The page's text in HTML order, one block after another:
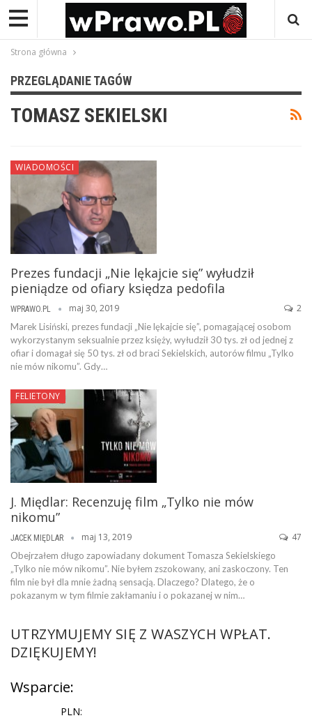
Strona główna
PRZEGLĄDANIE TAGÓW
TOMASZ SEKIELSKI
WIADOMOŚCI
Prezes fundacji „Nie lękajcie się” wyłudził
pieniądze od ofiary księdza pedofila
WPRAWO.PL maj 30, 2019 2
Marek Lisiński, prezes fundacji „Nie lękajcie się”, pomagającej osobom
wykorzystanym seksualnie przez księży, wyłudził 30 tys. zł od jednej z
ofiar i domagał się 50 tys. zł od braci Sekielskich, autorów filmu „Tylko
nie mów nikomu”. Gdy…
FELIETONY
J. Międlar: Recenzuję film „Tylko nie mów
nikomu”
JACEK MIĘDLAR maj 13, 2019 47
Obejrzałem długo zapowiadany dokument Tomasza Sekielskiego
„Tylko nie mów nikomu”. Nie byłem zszokowany, ani zaskoczony. Ten
film nie był dla mnie żadną sensacją. Dlaczego? Dlatego, że o
pokazanym w tym filmie zakłamaniu i o pokazanej w nim…
UTRZYMUJEMY SIĘ Z WASZYCH WPŁAT.
DZIĘKUJEMY!
Wsparcie:
PLN: